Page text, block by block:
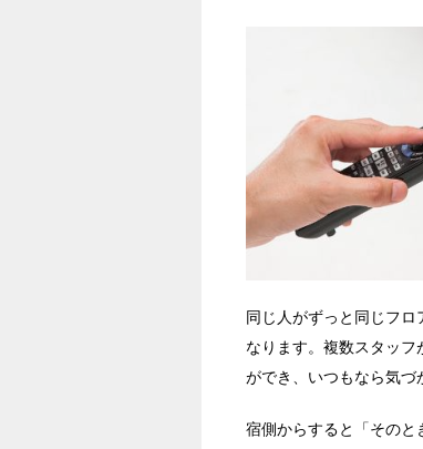
同じ人がずっと同じフロ
なります。複数スタッ
ができ、いつもなら気づ
宿側からすると「そのと